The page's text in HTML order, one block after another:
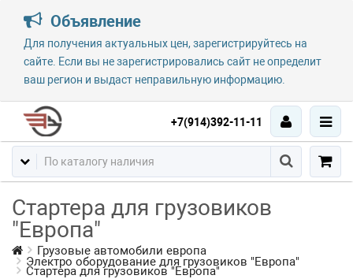
Объявление
Для получения актуальных цен, зарегистрируйтесь на
сайте. Если вы не зарегистрировались сайт не определит
ваш регион и выдаст неправильную информацию.
+7(914)392-11-11
Стартера для грузовиков
"Европа"
Грузовые автомобили европа
Электро оборудование для грузовиков "Европа"
Стартера для грузовиков "Европа"